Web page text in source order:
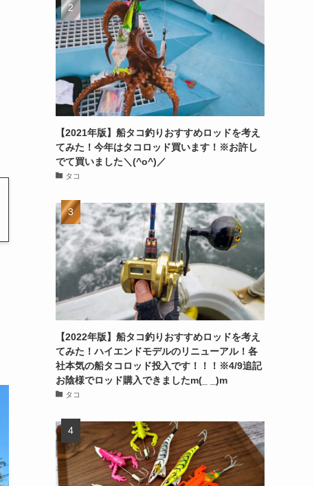
【2021年版】船タコ釣りおすすめロッドを考え
てみた！今年はタコロッド買います！※お許し
でて買いました＼(^o^)／
タコ
【2022年版】船タコ釣りおすすめロッドを考え
てみた！ハイエンドモデルのリニューアル！各
社本気の船タコロッド投入です！！！※4/9追記
お陰様でロッド購入できましたm(_ _)m
タコ